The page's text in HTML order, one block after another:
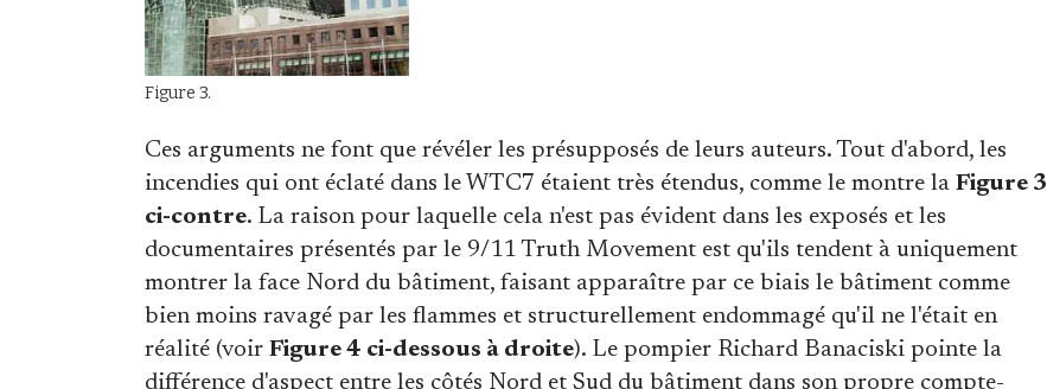
Figure 3.
Ces arguments ne font que révéler les présupposés de leurs auteurs. Tout d'abord, les
incendies qui ont éclaté dans le WTC7 étaient très étendus, comme le montre la Figure 3
ci-contre. La raison pour laquelle cela n'est pas évident dans les exposés et les
documentaires présentés par le 9/11 Truth Movement est qu'ils tendent à uniquement
montrer la face Nord du bâtiment, faisant apparaître par ce biais le bâtiment comme
bien moins ravagé par les flammes et structurellement endommagé qu'il ne l'était en
réalité (voir Figure 4 ci-dessous à droite). Le pompier Richard Banaciski pointe la
différence d'aspect entre les côtés Nord et Sud du bâtiment dans son propre compte-